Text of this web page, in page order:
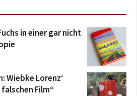
in einer gar nicht
Wiebke Lorenz‘
Film“